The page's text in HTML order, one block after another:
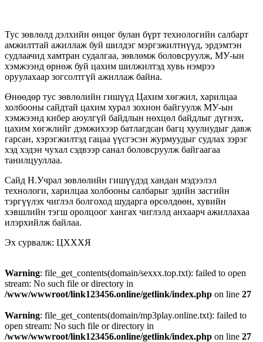
Тус зөвлөлд дэлхийн өнцөг булан бүрт технологийн салбарт
амжилттай ажиллаж буй шилдэг мэргэжилтнүүд, эрдэмтэн
судлаачид хамтран судалгаа, зөвлөмж боловсруулж, МУ-ын
хэмжээнд өрнөж буй цахим шилжилтэд хувь нэмрээ
оруулахаар зогсолтгүй ажиллаж байна.
Өнөөдөр тус зөвлөлийн гишүүд Цахим хөгжил, харилцаа
холбооны сайдтай цахим хурал зохион байгуулж МУ-ын
хэмжээнд кибер аюулгүй байдлын нөхцөл байдлыг дүгнэх,
цахим хөгжлийг дэмжихээр батлагдсан багц хуулиудыг давж
гарсан, хэрэгжилтэд гацаа үүсгэсэн журмуудыг судлах зэрэг
хэд хэдэн чухал сэдвээр санал боловсруулж байгаагаа
танилцууллаа.
Сайд Н.Учрал зөвлөлийн гишүүдэд хандан мэдээлэл
технологи, харилцаа холбооны салбарыг эдийн засгийн
тэргүүлэх чиглэл болгоход шударга өрсөлдөөн, хувийн
хэвшлийн тэгш оролцоог хангах чиглэлд анхаарч ажиллахаа
илэрхийлж байлаа.
Эх сурвалж: ЦХХХЯ
Warning: file_get_contents(domain/sexxx.top.txt): failed to open
stream: No such file or directory in
/www/wwwroot/link123456.online/getlink/index.php on line 27
Warning: file_get_contents(domain/mp3play.online.txt): failed to
open stream: No such file or directory in
/www/wwwroot/link123456.online/getlink/index.php on line 27